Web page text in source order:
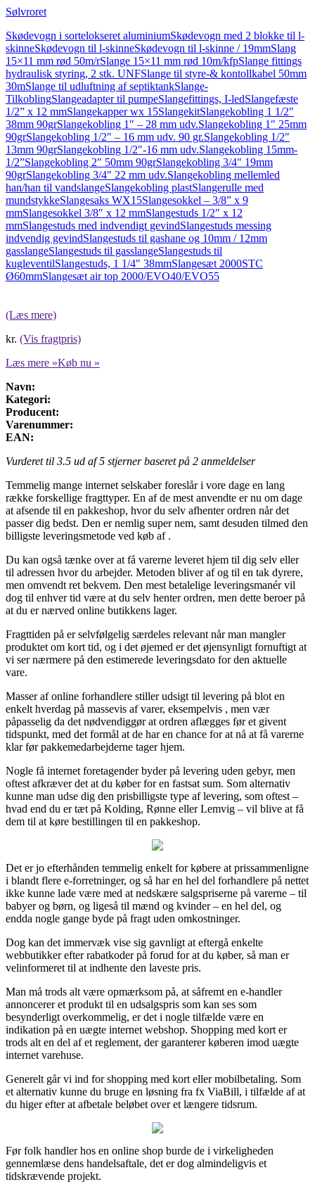
Sølvroret
Skødevogn i sortelokseret aluminiumSkødevogn med 2 blokke til l-
skinneSkødevogn til l-skinneSkødevogn til l-skinne / 19mmSlang
15×11 mm rød 50m/rSlange 15×11 mm rød 10m/kfpSlange fittings
hydraulisk styring, 2 stk. UNFSlange til styre-& kontollkabel 50mm
30mSlange til udluftning af septiktankSlange-
TilkoblingSlangeadapter til pumpeSlangefittings, I-ledSlangefæste
1/2” x 12 mmSlangekapper wx 15SlangekitSlangekobling 1 1/2″
38mm 90grSlangekobling 1″ – 28 mm udv.Slangekobling 1″ 25mm
90grSlangekobling 1/2″ – 16 mm udv. 90 gr.Slangekobling 1/2″
13mm 90grSlangekobling 1/2″-16 mm udv.Slangekobling 15mm-
1/2”Slangekobling 2″ 50mm 90grSlangekobling 3/4″ 19mm
90grSlangekobling 3/4″ 22 mm udv.Slangekobling mellemled
han/han til vandslangeSlangekobling plastSlangerulle med
mundstykkeSlangesaks WX15Slangesokkel – 3/8” x 9
mmSlangesokkel 3/8″ x 12 mmSlangestuds 1/2″ x 12
mmSlangestuds med indvendigt gevindSlangestuds messing
indvendig gevindSlangestuds til gashane og 10mm / 12mm
gasslangeSlangestuds til gasslangeSlangestuds til
kugleventilSlangestuds, 1 1/4″ 38mmSlangesæt 2000STC
Ø60mmSlangesæt air top 2000/EVO40/EVO55
(Læs mere)
kr. (Vis fragtpris)
Læs mere »Køb nu »
Navn:
Kategori:
Producent:
Varenummer:
EAN:
Vurderet til 3.5 ud af 5 stjerner baseret på 2 anmeldelser
Temmelig mange internet selskaber foreslår i vore dage en lang
række forskellige fragttyper. En af de mest anvendte er nu om dage
at afsende til en pakkeshop, hvor du selv afhenter ordren når det
passer dig bedst. Den er nemlig super nem, samt desuden tilmed den
billigste leveringsmetode ved køb af .
Du kan også tænke over at få varerne leveret hjem til dig selv eller
til adressen hvor du arbejder. Metoden bliver af og til en tak dyrere,
men omvendt ret bekvem. Den mest betalelige leveringsmanér vil
dog til enhver tid være at du selv henter ordren, men dette beroer på
at du er nærved online butikkens lager.
Fragttiden på er selvfølgelig særdeles relevant når man mangler
produktet om kort tid, og i det øjemed er det øjensynligt fornuftigt at
vi ser nærmere på den estimerede leveringsdato for den aktuelle
vare.
Masser af online forhandlere stiller udsigt til levering på blot en
enkelt hverdag på massevis af varer, eksempelvis , men vær
påpasselig da det nødvendiggør at ordren aflægges før et givent
tidspunkt, med det formål at de har en chance for at nå at få varerne
klar før pakkemedarbejderne tager hjem.
Nogle få internet foretagender byder på levering uden gebyr, men
oftest afkræver det at du køber for en fastsat sum. Som alternativ
kunne man udse dig den prisbilligste type af levering, som oftest –
hvad end du er tæt på Kolding, Rønne eller Lemvig – vil blive at få
dem til at køre bestillingen til en pakkeshop.
Det er jo efterhånden temmelig enkelt for købere at prissammenligne
i blandt flere e-forretninger, og så har en hel del forhandlere på nettet
ikke kunne lade være med at nedskære salgspriserne på varerne – til
babyer og børn, og ligeså til mænd og kvinder – en hel del, og
endda nogle gange byde på fragt uden omkostninger.
Dog kan det immervæk vise sig gavnligt at eftergå enkelte
webbutikker efter rabatkoder på forud for at du køber, så man er
velinformeret til at indhente den laveste pris.
Man må trods alt være opmærksom på, at såfremt en e-handler
annoncerer et produkt til en udsalgspris som kan ses som
besynderligt overkommelig, er det i nogle tilfælde være en
indikation på en uægte internet webshop. Shopping med kort er
trods alt en del af et reglement, der garanterer køberen imod uægte
internet varehuse.
Generelt går vi ind for shopping med kort eller mobilbetaling. Som
et alternativ kunne du bruge en løsning fra fx ViaBill, i tilfælde af at
du higer efter at afbetale beløbet over et længere tidsrum.
Før folk handler hos en online shop burde de i virkeligheden
gennemlæse dens handelsaftale, det er dog almindeligvis et
tidskrævende projekt.